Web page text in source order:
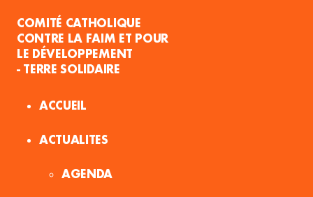
COMITÉ CATHOLIQUE
CONTRE LA FAIM ET POUR
LE DÉVELOPPEMENT
- TERRE SOLIDAIRE
ACCUEIL
ACTUALITES
AGENDA